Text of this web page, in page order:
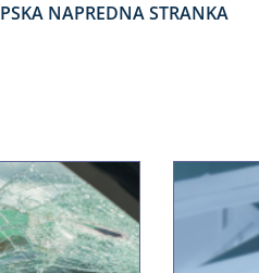
NAPREDNA STRANKA